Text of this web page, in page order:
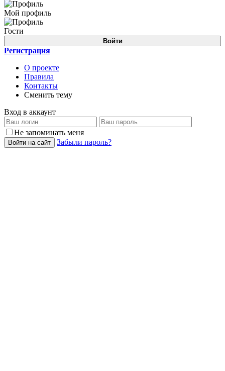
Мой профиль
Гости
Войти
Регистрация
О проекте
Правила
Контакты
Сменить тему
Вход в аккаунт
Не запоминать меня
Войти на сайт Забыли пароль?